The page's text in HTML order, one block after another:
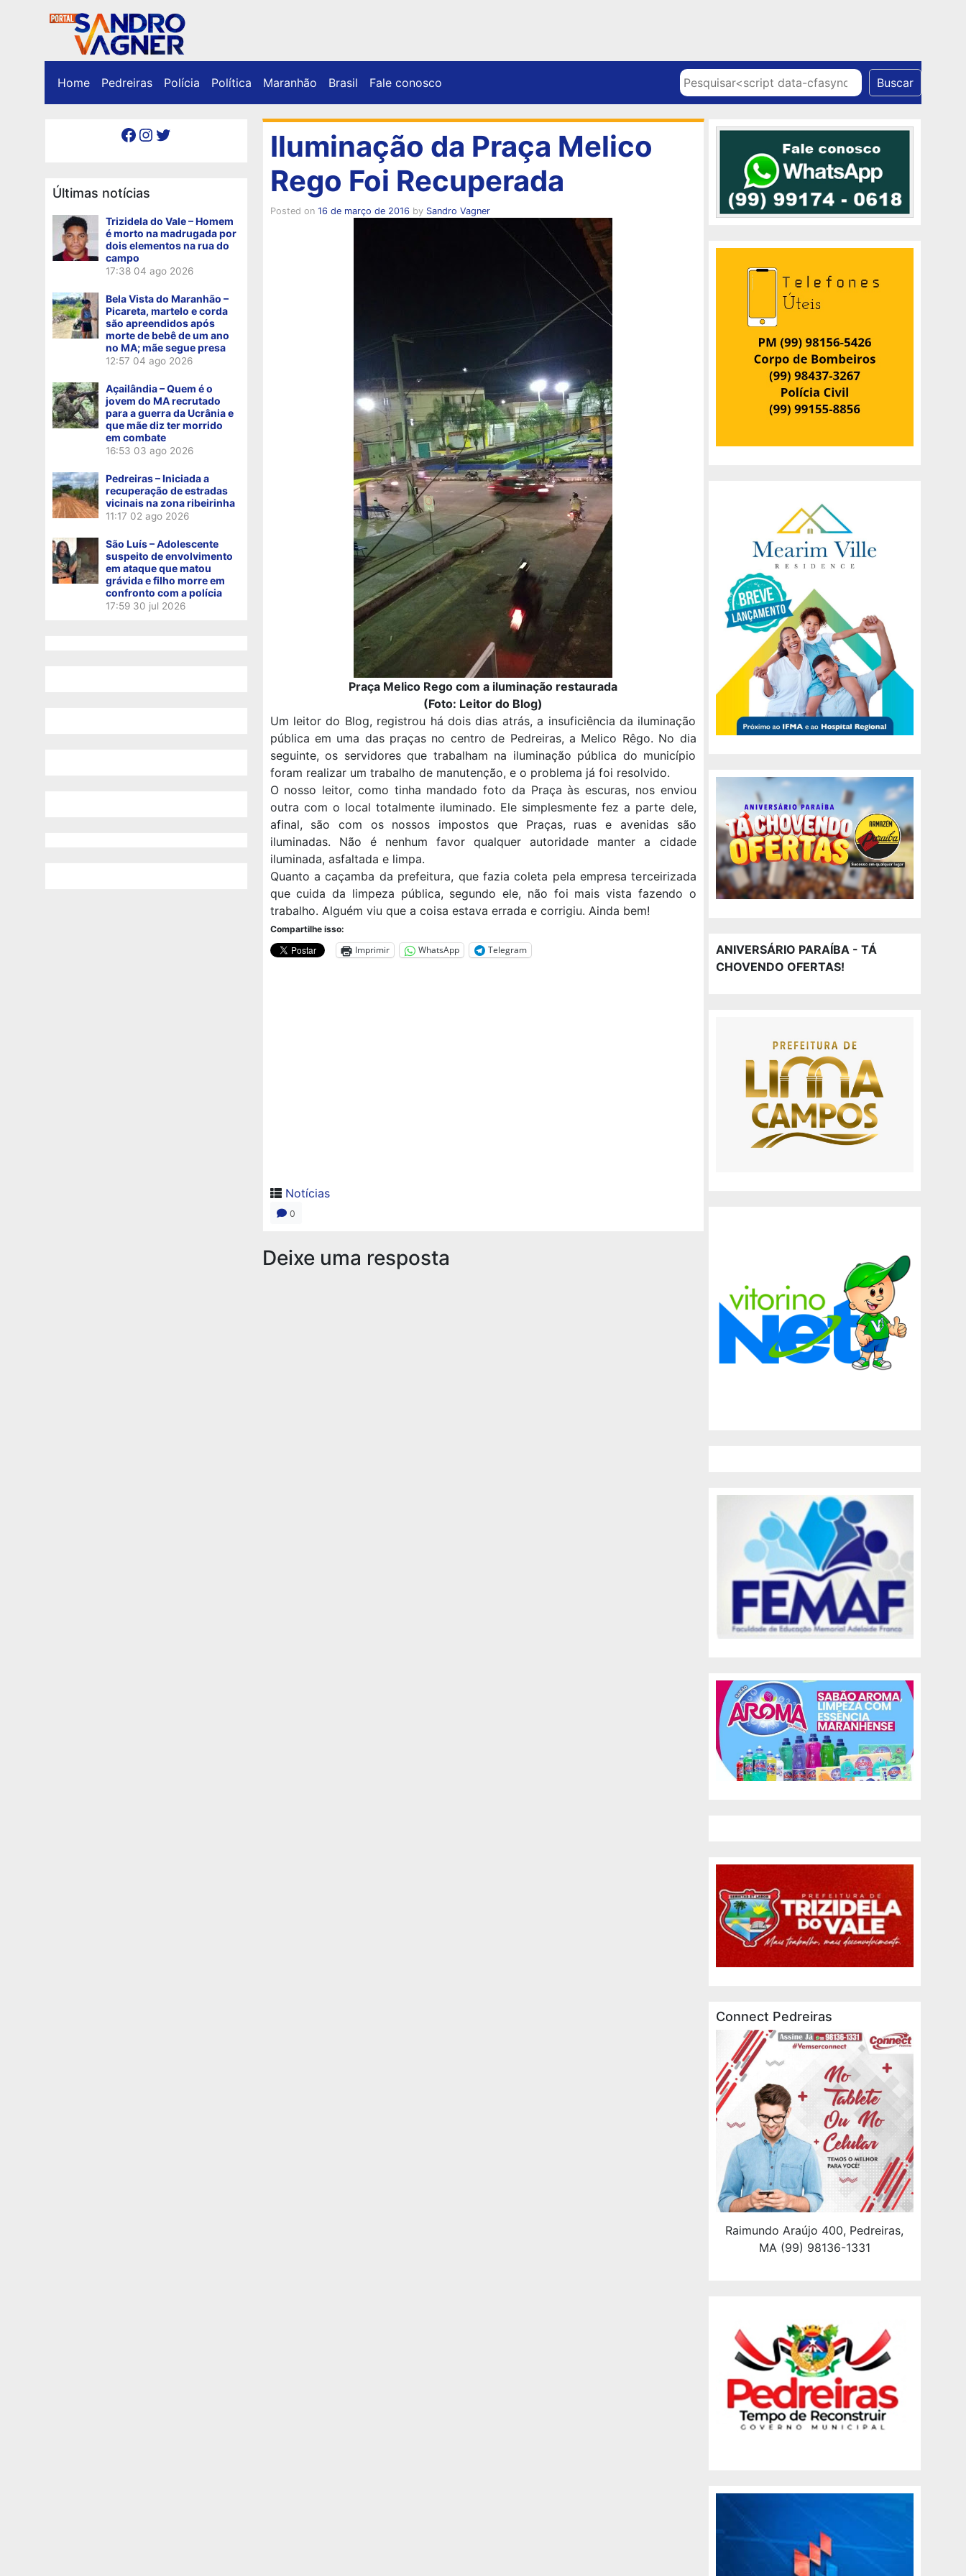
Home Pedreiras Polícia Política Maranhão Brasil Fale conosco Pesquisar Buscar
Facebook Instagram Twitter
Últimas notícias
Trizidela do Vale – Homem
é morto na madrugada por
dois elementos na rua do
campo
17:38 04 ago 2026
Bela Vista do Maranhão –
Picareta, martelo e corda
são apreendidos após
morte de bebê de um ano
no MA; mãe segue presa
12:57 04 ago 2026
Açailândia – Quem é o
jovem do MA recrutado
para a guerra da Ucrânia e
que mãe diz ter morrido
em combate
16:53 03 ago 2026
Pedreiras – Iniciada a
recuperação de estradas
vicinais na zona ribeirinha
11:17 02 ago 2026
São Luís – Adolescente
suspeito de envolvimento
em ataque que matou
grávida e filho morre em
confronto com a polícia
17:59 30 jul 2026
Iluminação da Praça Melico
Rego Foi Recuperada
Posted on 16 de março de 2016 by Sandro Vagner
Praça Melico Rego com a iluminação restaurada
(Foto: Leitor do Blog)
Um leitor do Blog, registrou há dois dias atrás, a insuficiência da iluminação
pública em uma das praças no centro de Pedreiras, a Melico Rêgo. No dia
seguinte, os servidores que trabalham na iluminação pública do município
foram realizar um trabalho de manutenção, e o problema já foi resolvido.
O nosso leitor, como tinha mandado foto da Praça às escuras, nos enviou
outra com o local totalmente iluminado. Ele simplesmente fez a parte dele,
afinal, são com os nossos impostos que Praças, ruas e avenidas são
iluminadas. Não é nenhum favor qualquer autoridade manter a cidade
iluminada, asfaltada e limpa.
Quanto a caçamba da prefeitura, que fazia coleta pela empresa terceirizada
que cuida da limpeza pública, segundo ele, não foi mais vista fazendo o
trabalho. Alguém viu que a coisa estava errada e corrigiu. Ainda bem!
Compartilhe isso:
Imprimir WhatsApp Telegram
Notícias
0
Deixe uma resposta
ANIVERSÁRIO PARAÍBA - TÁ
CHOVENDO OFERTAS!
Connect Pedreiras
Raimundo Araújo 400, Pedreiras,
MA (99) 98136-1331